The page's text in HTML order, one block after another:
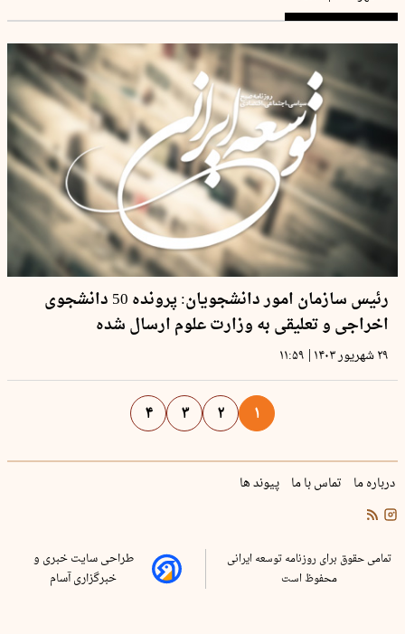
رئیس سازمان امور دانشجویان: پرونده 50 دانشجوی
اخراجی و تعلیقی به وزارت علوم ارسال شده
۲۹ شهریور ۱۴۰۳ | ۱۱:۵۹
۱ ۲ ۳ ۴
درباره ما تماس با ما پیوند ها
تمامی حقوق برای روزنامه توسعه ایرانی
محفوظ است
طراحی سایت خبری و
خبرگزاری آسام